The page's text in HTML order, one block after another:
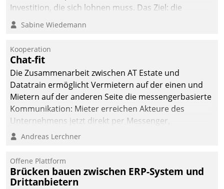
Investition, die sich lohnen muss. Das Ziel: die
nachhaltige Optimierung der Geschäftsabläufe. Damit
dieses Ziel erreicht wird, sollten einige Grundregeln
Sabine Wiedemann
Kooperation
Chat-fit
Die Zusammenarbeit zwischen AT Estate und
Datatrain ermöglicht Vermietern auf der einen und
Mietern auf der anderen Seite die messengerbasierte
Kommunikation: Mieter erreichen Akteure des
Unternehmens jetzt direkt per Messenger,
Mitarbeiter oder Dienstleister empfangen oder
Andreas Lerchner
Offene Plattform
Brücken bauen zwischen ERP-System und
Drittanbietern